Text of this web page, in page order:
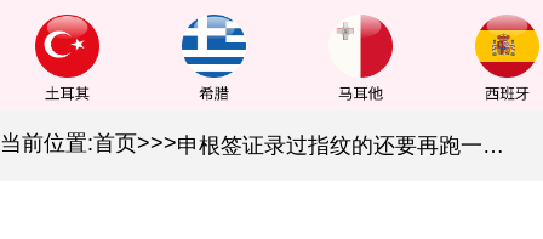
当前位置:首页>>> 申根签证录过指纹的还要再跑一趟？ 2019z全申根签证攻略快收好！